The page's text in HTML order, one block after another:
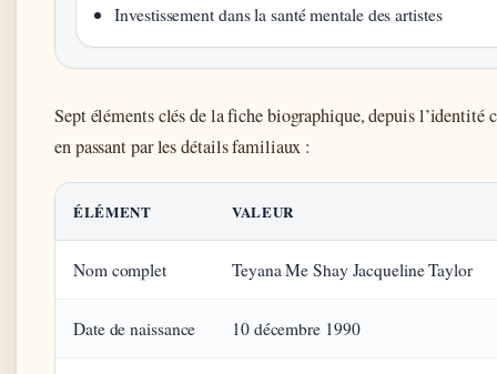
Investissement dans la santé mentale des artistes
Sept éléments clés de la fiche biographique, depuis l’identité
en passant par les détails familiaux :
ÉLÉMENT VALEUR
Nom complet Teyana Me Shay Jacqueline Taylor
Date de naissance 10 décembre 1990